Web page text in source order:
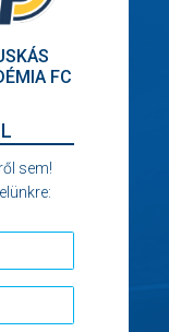
FC
sem!